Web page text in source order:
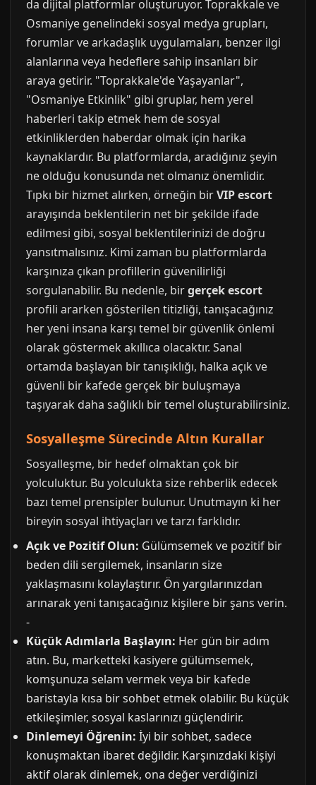
da dijital platformlar oluşturuyor. Toprakkale ve
Osmaniye genelindeki sosyal medya grupları,
forumlar ve arkadaşlık uygulamaları, benzer ilgi
alanlarına veya hedeflere sahip insanları bir
araya getirir. "Toprakkale'de Yaşayanlar",
"Osmaniye Etkinlik" gibi gruplar, hem yerel
haberleri takip etmek hem de sosyal
etkinliklerden haberdar olmak için harika
kaynaklardır. Bu platformlarda, aradığınız şeyin
ne olduğu konusunda net olmanız önemlidir.
Tıpkı bir hizmet alırken, örneğin birVIP escort
arayışında beklentilerin net bir şekilde ifade
edilmesi gibi, sosyal beklentilerinizi de doğru
yansıtmalısınız. Kimi zaman bu platformlarda
karşınıza çıkan profillerin güvenilirliği
sorgulanabilir. Bu nedenle, birgerçek escort
profili ararken gösterilen titizliği, tanışacağınız
her yeni insana karşı temel bir güvenlik önlemi
olarak göstermek akıllıca olacaktır. Sanal
ortamda başlayan bir tanışıklığı, halka açık ve
güvenli bir kafede gerçek bir buluşmaya
taşıyarak daha sağlıklı bir temel oluşturabilirsiniz.
Sosyalleşme Sürecinde Altın Kurallar
Sosyalleşme, bir hedef olmaktan çok bir
yolculuktur. Bu yolculukta size rehberlik edecek
bazı temel prensipler bulunur. Unutmayın ki her
bireyin sosyal ihtiyaçları ve tarzı farklıdır.
Açık ve Pozitif Olun: Gülümsemek ve pozitif bir
beden dili sergilemek, insanların size
yaklaşmasını kolaylaştırır. Ön yargılarınızdan
arınarak yeni tanışacağınız kişilere bir şans verin.
-
Küçük Adımlarla Başlayın: Her gün bir adım
atın. Bu, marketteki kasiyere gülümsemek,
komşunuza selam vermek veya bir kafede
baristayla kısa bir sohbet etmek olabilir. Bu küçük
etkileşimler, sosyal kaslarınızı güçlendirir.
Dinlemeyi Öğrenin: İyi bir sohbet, sadece
konuşmaktan ibaret değildir. Karşınızdaki kişiyi
aktif olarak dinlemek, ona değer verdiğinizi